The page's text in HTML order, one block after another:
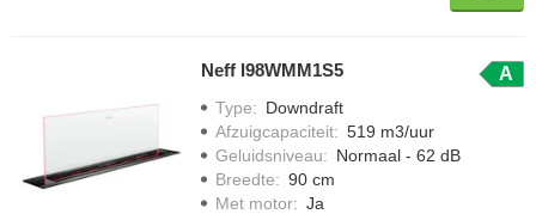
Neff I98WMM1S5 A
Type: Downdraft
Afzuigcapaciteit: 519 m3/uur
Geluidsniveau: Normaal - 62 dB
Breedte: 90 cm
Met motor: Ja